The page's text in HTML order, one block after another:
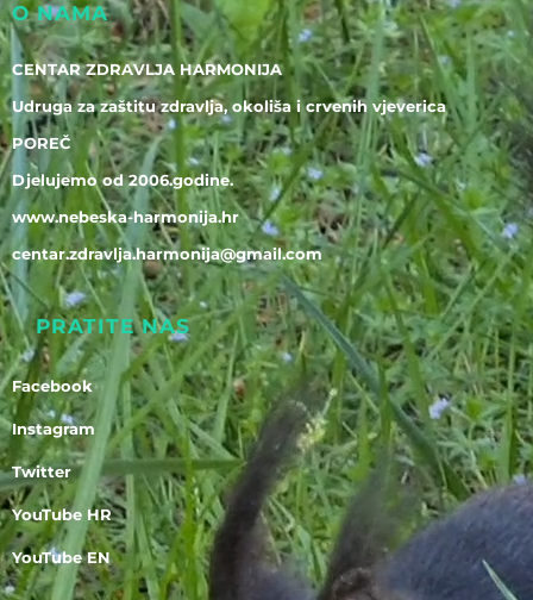
O NAMA
CENTAR ZDRAVLJA HARMONIJA
Udruga za zaštitu zdravlja, okoliša i crvenih vjeverica
POREČ
Djelujemo od 2006.godine.
www.nebeska-harmonija.hr
centar.zdravlja.harmonija@gmail.com
PRATITE NAS
Facebook
Instagram
Twitter
YouTube HR
YouTube EN